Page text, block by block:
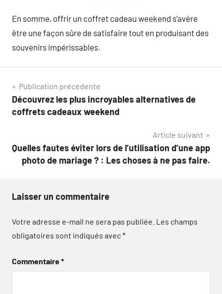
En somme, offrir un coffret cadeau weekend s’avère
être une façon sûre de satisfaire tout en produisant des
souvenirs impérissables.
Navigation
de
Publication précédente
Découvrez les plus incroyables alternatives de
coffrets cadeaux weekend
Article suivant
Quelles fautes éviter lors de l’utilisation d’une app
photo de mariage ? : Les choses à ne pas faire.
Laisser un commentaire
Votre adresse e-mail ne sera pas publiée. Les champs
obligatoires sont indiqués avec*
Commentaire*